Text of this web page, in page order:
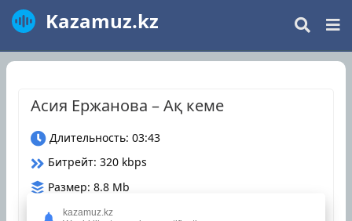
Kazamuz.kz
Асия Ержанова – Ақ кеме
Длительность: 03:43
Битрейт: 320 kbps
Размер: 8.8 Mb
Дата релиза: 28 Сентябрь 2024
kazamuz.kz